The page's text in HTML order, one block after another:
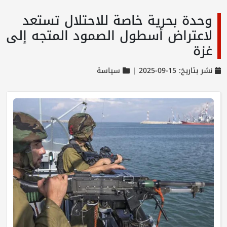
وحدة بحرية خاصة للاحتلال تستعد
لاعتراض أسطول الصمود المتجه إلى
غزة
نشر بتاريخ: 15-09-2025 | سياسة